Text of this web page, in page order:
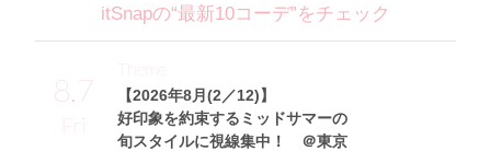
itSnapの“最新10コーデ”をチェック
8.7
Fri
【2026年8月(2／12)】
好印象を約束するミッドサマーの
旬スタイルに視線集中！ ＠東京
Theme